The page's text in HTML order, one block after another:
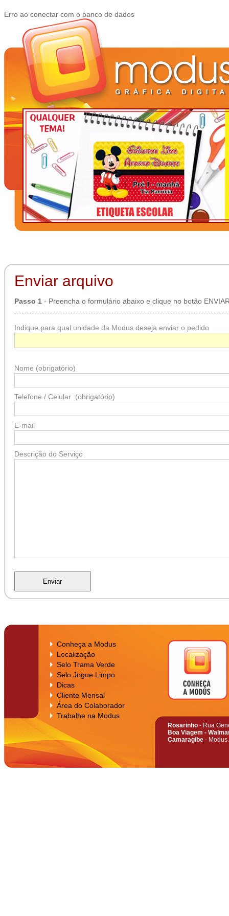
Erro ao conectar com o banco de dados
Enviar arquivo
Passo 1 - Preencha o formulário abaixo e clique no botão
Indique para qual unidade da Modus deseja enviar o pedido
Nome (obrigatório)
Telefone / Celular (obrigatório)
E-mail
Descrição do Serviço
Conheça a Modus
Localização
Selo Trama Verde
Selo Jogue Limpo
Dicas
Cliente Mensal
Área do Colaborador
Trabalhe na Modus
Rosarinho - Rua
Boa Viagem -
Camaragibe - Modus